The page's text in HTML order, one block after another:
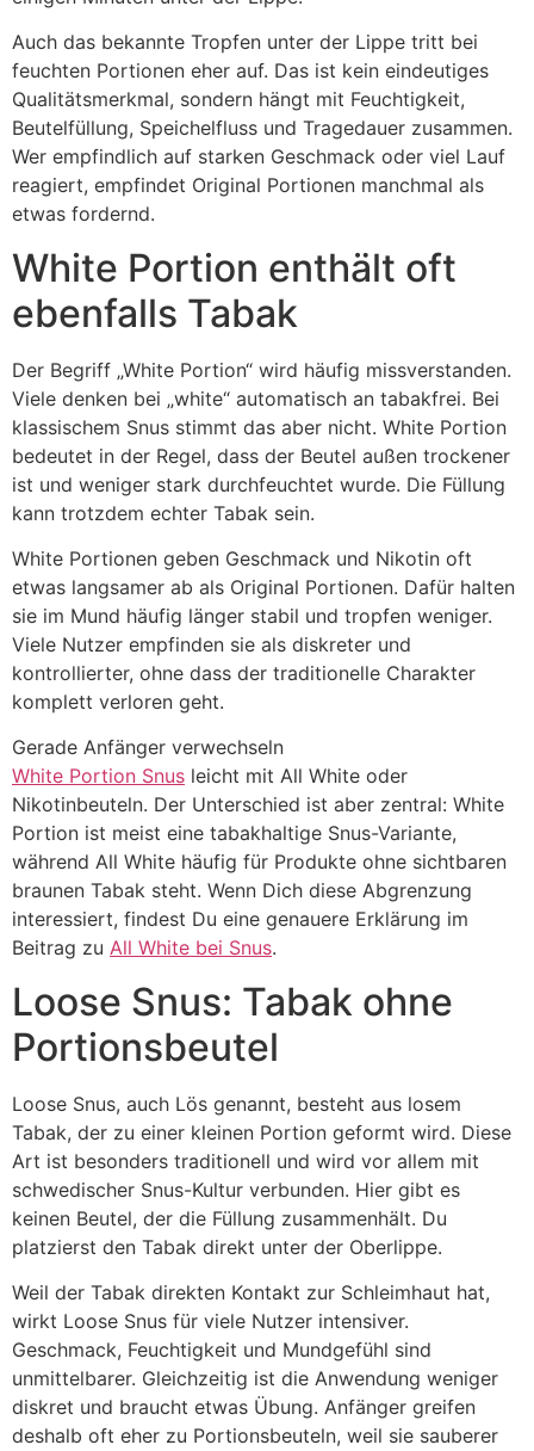
Auch das bekannte Tropfen unter der Lippe tritt bei
feuchten Portionen eher auf. Das ist kein eindeutiges
Qualitätsmerkmal, sondern hängt mit Feuchtigkeit,
Beutelfüllung, Speichelfluss und Tragedauer zusammen.
Wer empfindlich auf starken Geschmack oder viel Lauf
reagiert, empfindet Original Portionen manchmal als
etwas fordernd.
White Portion enthält oft
ebenfalls Tabak
Der Begriff „White Portion“ wird häufig missverstanden.
Viele denken bei „white“ automatisch an tabakfrei. Bei
klassischem Snus stimmt das aber nicht. White Portion
bedeutet in der Regel, dass der Beutel außen trockener
ist und weniger stark durchfeuchtet wurde. Die Füllung
kann trotzdem echter Tabak sein.
White Portionen geben Geschmack und Nikotin oft
etwas langsamer ab als Original Portionen. Dafür halten
sie im Mund häufig länger stabil und tropfen weniger.
Viele Nutzer empfinden sie als diskreter und
kontrollierter, ohne dass der traditionelle Charakter
komplett verloren geht.
Gerade Anfänger verwechseln
White Portion Snus leicht mit All White oder
Nikotinbeuteln. Der Unterschied ist aber zentral: White
Portion ist meist eine tabakhaltige Snus-Variante,
während All White häufig für Produkte ohne sichtbaren
braunen Tabak steht. Wenn Dich diese Abgrenzung
interessiert, findest Du eine genauere Erklärung im
Beitrag zu All White bei Snus.
Loose Snus: Tabak ohne
Portionsbeutel
Loose Snus, auch Lös genannt, besteht aus losem
Tabak, der zu einer kleinen Portion geformt wird. Diese
Art ist besonders traditionell und wird vor allem mit
schwedischer Snus-Kultur verbunden. Hier gibt es
keinen Beutel, der die Füllung zusammenhält. Du
platzierst den Tabak direkt unter der Oberlippe.
Weil der Tabak direkten Kontakt zur Schleimhaut hat,
wirkt Loose Snus für viele Nutzer intensiver.
Geschmack, Feuchtigkeit und Mundgefühl sind
unmittelbarer. Gleichzeitig ist die Anwendung weniger
diskret und braucht etwas Übung. Anfänger greifen
deshalb oft eher zu Portionsbeuteln, weil sie sauberer